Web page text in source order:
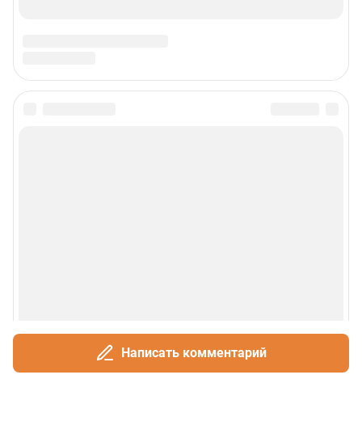
Написать комментарий